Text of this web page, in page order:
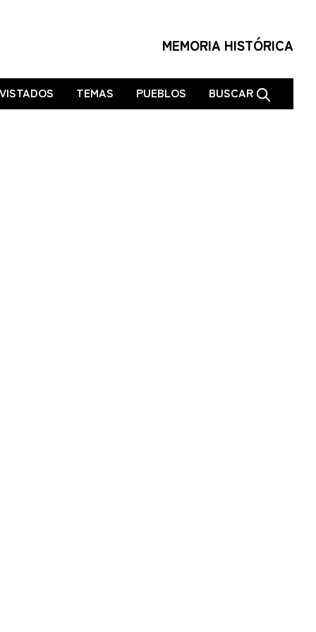
MEMORIA HISTÓRICA
TEMAS PUEBLOS BUSCAR